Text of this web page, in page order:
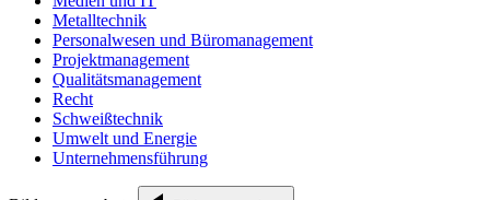
Metalltechnik
Personalwesen und Büromanagement
Projektmanagement
Qualitätsmanagement
Recht
Schweißtechnik
Umwelt und Energie
Unternehmensführung